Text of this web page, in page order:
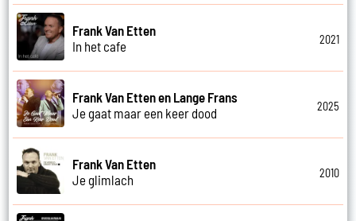
Frank Van Etten
In het cafe
2021
Frank Van Etten en Lange Frans
Je gaat maar een keer dood
2025
Frank Van Etten
Je glimlach
2010